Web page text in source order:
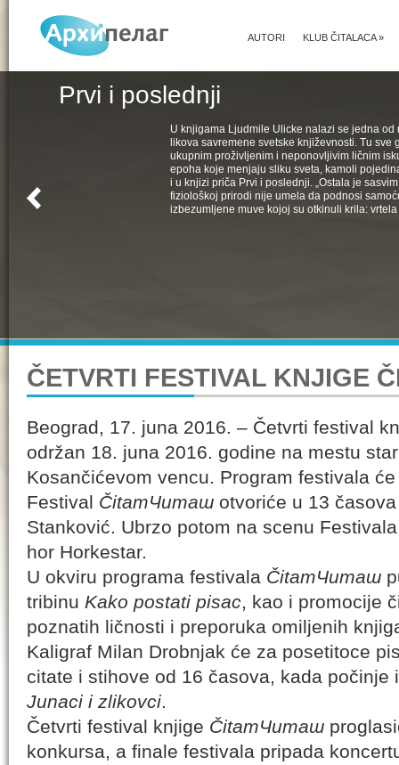
KLUB ČITALACA»
AUTORI
Prvi i poslednji
U knjigama Ljudmile Ulicke nalazi se jedna
likova savremene svetske književnosti. Tu sve
ukupnim proživljenim i neponovljivim ličnim
epoha koje menjaju sliku sveta, kamoli
i u knjizi priča Prvi i poslednji. „Ostala je
fiziološkoj prirodi nije umela da podnosi
izbezumljene muve kojoj su otkinuli krila:
ČETVRTI FESTIVAL KNJIGE
Beograd, 17. juna 2016. – Četvrti festival
održan 18. juna 2016. godine na mestu
Kosančićevom vencu. Program festivala
Festival ČitamЧиташ otvoriće u 13
Stanković. Ubrzo potom na scenu
hor Horkestar.
U okviru programa festivala ČitamЧиташ
tribinu Kako postati pisac, kao i promocije
poznatih ličnosti i preporuka omiljenih
Kaligraf Milan Drobnjak će za posetitoce
citate i stihove od 16 časova, kada počinje
Junaci i zlikovci.
Četvrti festival knjige ČitamЧиташ
konkursa, a finale festivala pripada